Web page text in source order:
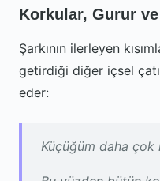
Korkular, Gurur
Şarkının ilerleyen
getirdiği diğer içsel
eder:
Küçüğüm daha çok